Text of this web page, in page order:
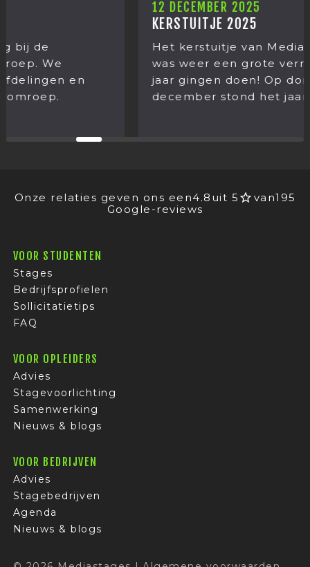
Het kerstuitje van Mediastages 2025. Het
was weer een grote verrassing wat we dit
jaar gingen doen! Op donderdag 11
december stond het jaarlijkse...
Onze relaties geven ons een4.8 uit 5 van195
Google-reviews
VOOR STUDENTEN
Stages
Bedrijfsprofielen
Sollicitatietips
FAQ
VOOR OPLEIDERS
Advies
Stagevoorlichting
Samenwerking
Nieuws & blogs
VOOR BEDRIJVEN
Advies
Stagebedrijven
Agenda
Nieuws & blogs